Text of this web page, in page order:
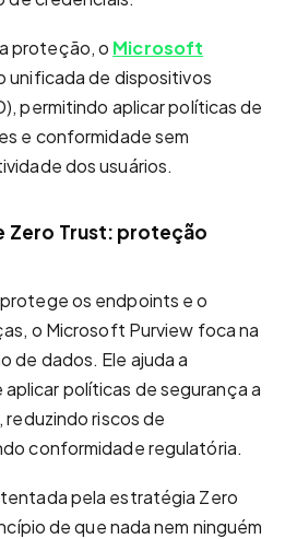
proteção, o Microsoft
unificada de dispositivos
permitindo aplicar políticas de
e conformidade sem
dos usuários.
Zero Trust: proteção
os endpoints e o
o Microsoft Purview foca na
de dados. Ele ajuda a
políticas de segurança a
riscos de
conformidade regulatória.
pela estratégia Zero
de que nada nem ninguém